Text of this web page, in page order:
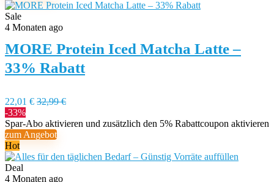
Sale
4 Monaten ago
MORE Protein Iced Matcha Latte –
33% Rabatt
22,01 € 32,99 €
-33%
Spar-Abo aktivieren und zusätzlich den 5% Rabattcoupon aktivieren
zum Angebot
Hot
Deal
4 Monaten ago